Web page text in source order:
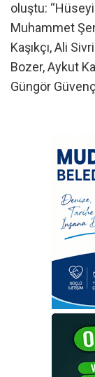
oluştu:
Muhammet
Kaşıkçı, Ali
Bozer, Aykut
Güngör